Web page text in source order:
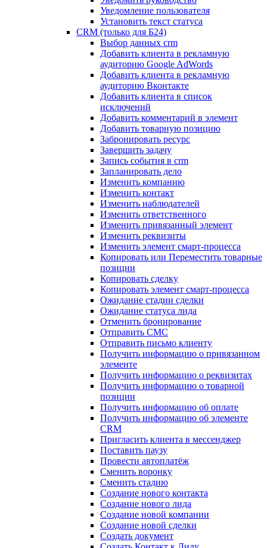
Уведомление пользователя
Установить текст статуса
CRM (только для Б24)
Выбор данных crm
Добавить клиента в рекламную
аудиторию Google AdWords
Добавить клиента в рекламную
аудиторию Вконтакте
Добавить клиента в список
исключений
Добавить комментарий в элемент
Добавить товарную позицию
Забронировать ресурс
Завершить задачу
Запись события в crm
Запланировать дело
Изменить компанию
Изменить контакт
Изменить наблюдателей
Изменить ответственного
Изменить привязанный элемент
Изменить реквизиты
Изменить элемент смарт-процесса
Копировать или Переместить товарные
позиции
Копировать сделку
Копировать элемент смарт-процесса
Ожидание стадии сделки
Ожидание статуса лида
Отменить бронирование
Отправить СМС
Отправить письмо клиенту
Получить информацию о привязанном
элементе
Получить информацию о реквизитах
Получить информацию о товарной
позиции
Получить информацию об оплате
Получить информацию об элементе
CRM
Пригласить клиента в мессенджер
Поставить паузу
Провести автоплатёж
Сменить воронку
Сменить стадию
Создание нового контакта
Создание нового лида
Создание новой компании
Создание новой сделки
Создать документ